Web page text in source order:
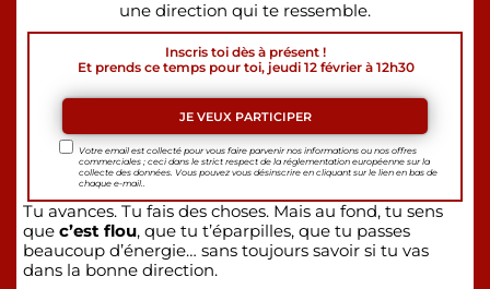
une direction qui te ressemble.
Inscris toi dès à présent !
Et prends ce temps pour toi, jeudi 12 février à 12h30
JE VEUX PARTICIPER
Votre email est collecté pour vous faire parvenir nos informations ou nos offres
commerciales ; ceci dans le strict respect de la réglementation européenne sur la
collecte des données. Vous pouvez vous désinscrire en cliquant sur le lien en bas de
chaque e-mail..
Tu avances. Tu fais des choses. Mais au fond, tu sens
que c’est flou, que tu t’éparpilles, que tu passes
beaucoup d’énergie… sans toujours savoir si tu vas
dans la bonne direction.